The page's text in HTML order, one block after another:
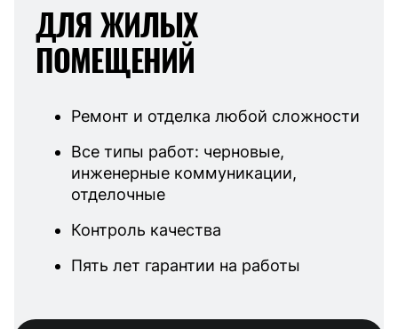
ДЛЯ ЖИЛЫХ
ПОМЕЩЕНИЙ
Ремонт и отделка любой сложности
Все типы работ: черновые,
инженерные коммуникации,
отделочные
Контроль качества
Пять лет гарантии на работы